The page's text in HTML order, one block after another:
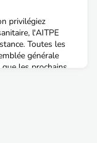
du World
année.Au-
la pér
privilégiez
l'AITPE
Toutes les
générale
les prochains